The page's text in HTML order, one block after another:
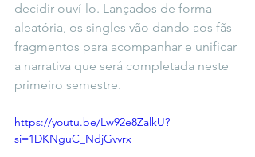
decidir ouví-lo. Lançados de forma
aleatória, os singles vão dando aos fãs
fragmentos para acompanhar e unificar
a narrativa que será completada neste
primeiro semestre.
https://youtu.be/Lw92e8ZalkU?
si=1DKNguC_NdjGvvrx